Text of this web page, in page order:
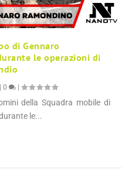
di Gennaro
le operazioni di
|0 |
della Squadra mobile di
le...